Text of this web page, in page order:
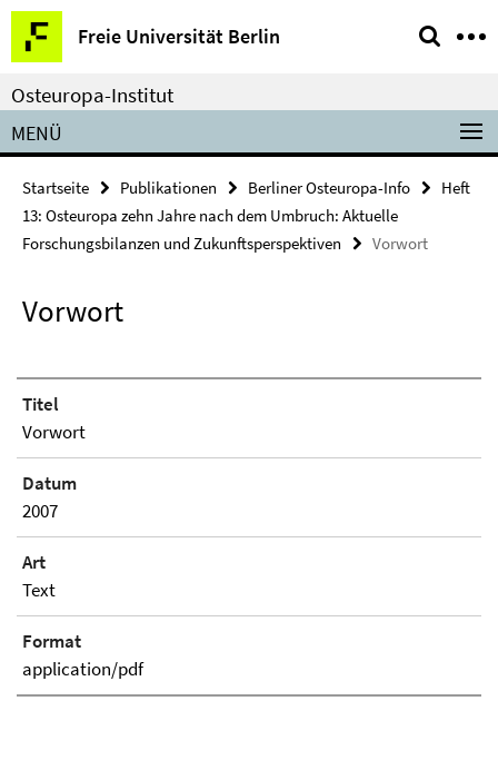
Springe
direkt
zu
Inhalt
Freie Universität Berlin
Service-
Navigation
Osteuropa-Institut
MENÜ
Startseite Publikationen Berliner Osteuropa-Info
Heft
13: Osteuropa zehn Jahre nach dem Umbruch: Aktuelle
Forschungsbilanzen und Zukunftsperspektiven
Vorwort
Vorwort
Titel
Vorwort
Datum
2007
Art
Text
Format
application/pdf